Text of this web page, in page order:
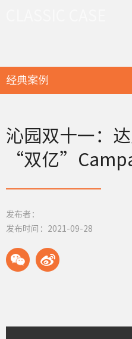
经典案例
沁园双十一：
“双亿
发布者：
发布时间：2021-09-28